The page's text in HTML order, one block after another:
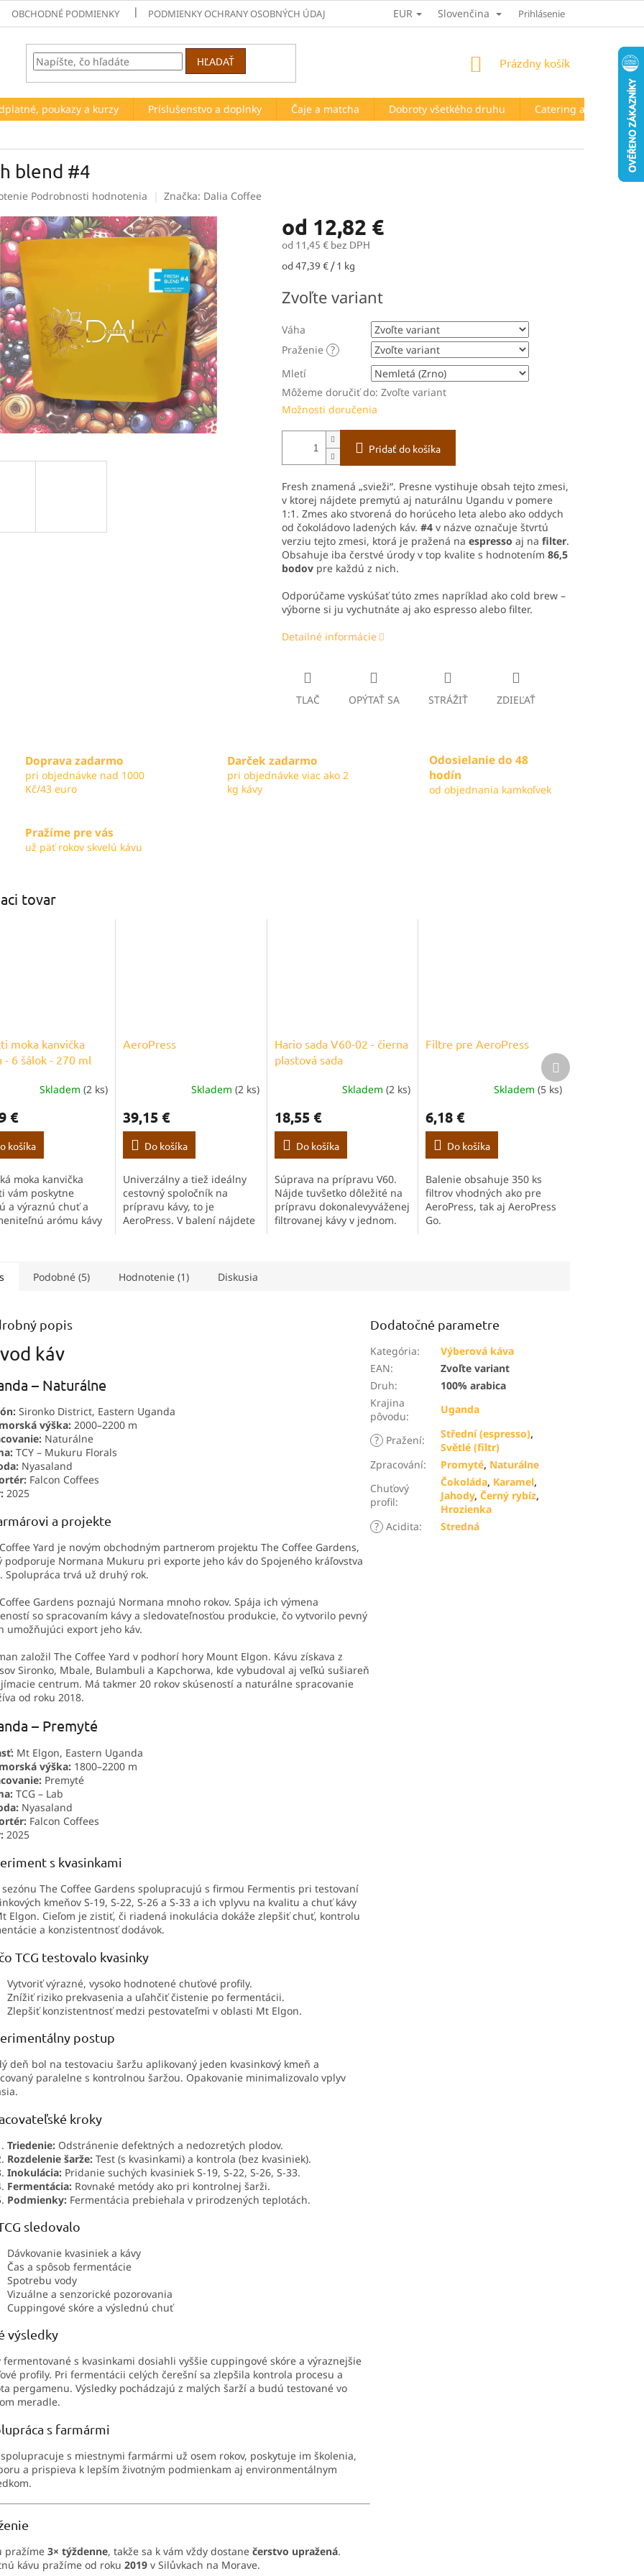
OBCHODNÉ PODMIENKY PODMIENKY OCHRANY OSOBNÝCH ÚDAJOV HODNOTENIE OBCHODU
EUR Slovenčina Prihlásenie
HĽADAŤ
NÁKUPNÝ
Prázdny košík
poukazy a kurzy Príslušenstvo a doplnky Čaje a matcha Dobroty všetkého druhu
Catering a prenájom
blend #4
Podrobnosti hodnotenia Značka: Dalia Coffee
od 12,82 €
od 11,45 €bez DPH
Jednotková
od 47,39 € / 1 kg
Zvoľte variant
Váha
Praženie ?
Mletí
Môžeme doručiť do: Zvoľte variant
Možnosti doručenia
Pridať do košíka
Fresh znamená „svieži“. Presne vystihuje obsah tejto zmesi,
v ktorej nájdete premytú aj naturálnu Ugandu v pomere
1:1. Zmes ako stvorená do horúceho leta alebo ako oddych
od čokoládovo ladených káv. #4v názve označuje štvrtú
verziu tejto zmesi, ktorá je pražená na espresso aj na filter.
Obsahuje iba čerstvé úrody v top kvalite s hodnotením 86,5
bodovpre každú z nich.
Odporúčame vyskúšať túto zmes napríklad ako cold brew –
výborne si ju vychutnáte aj ako espresso alebo filter.
Detailné informácie
TLAČ OPÝTAŤ SA STRÁŽIŤ ZDIEĽAŤ
Doprava zadarmo
pri objednávke nad 1000
Kč/43 euro
Darček zadarmo
pri objednávke viac ako 2
kg kávy
Odosielanie do 48
hodín
od objednania kamkoľvek
Pražíme pre vás
už päť rokov skvelú kávu
tovar
moka kanvička
- 6 šálok - 270 ml
Skladem (2 ks)
€
košíka
moka kanvička
vám poskytne
a výraznú chuť a
arómu kávy
šálky malý rituál.
AeroPress
produktu
je
5,0
z
5
hviezdičiek.
Skladem (2 ks)
39,15 €
Do košíka
Univerzálny a tiež ideálny
cestovný spoločník na
prípravu kávy, to je
AeroPress. V balení nájdete
Hario sada V60-02 - čierna
plastová sada
Skladem(2 ks)
18,55 €
Do košíka
Súprava na prípravu V60.
Nájde tuvšetko dôležité na
prípravu dokonalevyváženej
filtrovanej kávy v jednom.
Filtre pre AeroPress
Skladem (5 ks)
6,18 €
Do košíka
Balenie obsahuje 350 ks
filtrov vhodných ako pre
AeroPress, tak aj AeroPress
Go.
Ďalší
produkt
Podobné (5) Hodnotenie (1) Diskusia
popis
káv
– Naturálne
Sironko District, Eastern Uganda
výška: 2000–2200 m
Naturálne
TCY – Mukuru Florals
Nyasaland
Falcon Coffees
2025
a projekte
Yard je novým obchodným partnerom projektu The Coffee Gardens,
podporuje Normana Mukuru pri exporte jeho káv do Spojeného kráľovstva
Spolupráca trvá už druhý rok.
Gardens poznajú Normana mnoho rokov. Spája ich výmena
so spracovaním kávy a sledovateľnosťou produkcie, čo vytvorilo pevný
umožňujúci export jeho káv.
založil The Coffee Yard v podhorí hory Mount Elgon. Kávu získava z
Sironko, Mbale, Bulambuli a Kapchorwa, kde vybudoval aj veľkú sušiareň
centrum. Má takmer 20 rokov skúseností a naturálne spracovanie
od roku 2018.
– Premyté
Mt Elgon, Eastern Uganda
výška: 1800–2200 m
Premyté
TCG – Lab
Nyasaland
Falcon Coffees
2025
s kvasinkami
sezónu The Coffee Gardens spolupracujú s firmou Fermentis pri testovaní
kmeňov S-19, S-22, S-26 a S-33 a ich vplyvu na kvalitu a chuť kávy
Elgon. Cieľom je zistiť, či riadená inokulácia dokáže zlepšiť chuť, kontrolu
a konzistentnosť dodávok.
TCG testovalo kvasinky
Vytvoriť výrazné, vysoko hodnotené chuťové profily.
Znížiť riziko prekvasenia a uľahčiť čistenie po fermentácii.
Zlepšiť konzistentnosť medzi pestovateľmi v oblasti Mt Elgon.
postup
deň bol na testovaciu šaržu aplikovaný jeden kvasinkový kmeň a
paralelne s kontrolnou šaržou. Opakovanie minimalizovalo vplyv
kroky
Triedenie: Odstránenie defektných a nedozretých plodov.
Rozdelenie šarže: Test (s kvasinkami) a kontrola (bez kvasiniek).
Inokulácia: Pridanie suchých kvasiniek S-19, S-22, S-26, S-33.
Fermentácia: Rovnaké metódy ako pri kontrolnej šarži.
Podmienky: Fermentácia prebiehala v prirodzených teplotách.
sledovalo
Dávkovanie kvasiniek a kávy
Čas a spôsob fermentácie
Spotrebu vody
Vizuálne a senzorické pozorovania
Cuppingové skóre a výslednú chuť
výsledky
fermentované s kvasinkami dosiahli vyššie cuppingové skóre a výraznejšie
profily. Pri fermentácii celých čerešní sa zlepšila kontrola procesu a
pergamenu. Výsledky pochádzajú z malých šarží a budú testované vo
meradle.
s farmármi
spolupracuje s miestnymi farmármi už osem rokov, poskytuje im školenia,
a prispieva k lepším životným podmienkam aj environmentálnym
pražíme 3× týždenne, takže sa k vám vždy dostane čerstvo upražená.
kávu pražíme od roku 2019 v Silůvkach na Morave.
Dodatočné parametre
Kategória:
Výberová káva
EAN:
Zvoľte variant
Druh:
100% arabica
Krajina
pôvodu:
Uganda
? Pražení: Střední (espresso),
Světlé (filtr)
Zpracování: Promyté, Naturálne
Chuťový
profil:
Čokoláda, Karamel,
Jahody,Černý rybíz,
Hrozienka
? Acidita: Stredná